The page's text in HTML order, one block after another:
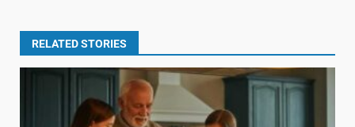
RELATED STORIES